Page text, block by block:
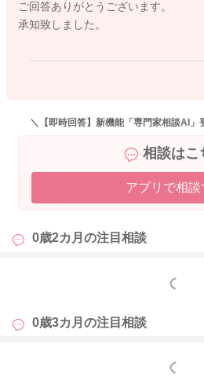
ご回答ありがとうございます。
承知致しました。
＼【即時回答】新機能「専門家相談AI」
相談はこ
アプリで相談
0歳2カ月の注目相談
もっと見る
0歳3カ月の注目相談
もっと見る